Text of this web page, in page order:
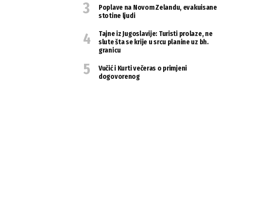
Poplave na Novom Zelandu, evakuisane
stotine ljudi
Tajne iz Jugoslavije: Turisti prolaze, ne
slute šta se krije u srcu planine uz bh.
granicu
Vučić i Kurti večeras o primjeni
dogovorenog